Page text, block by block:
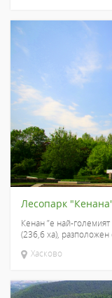
Лесопарк
Кенан ”е най-
(236,6 ха), разположен
Хасково